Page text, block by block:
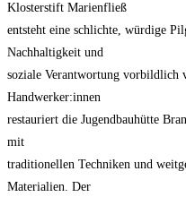
Klosterstift Marienfließ
entsteht eine schlichte, würdige
Nachhaltigkeit und
soziale Verantwortung vorbildlich
Handwerker:innen
restauriert die Jugendbauhütte
mit
traditionellen Techniken und
Materialien. Der